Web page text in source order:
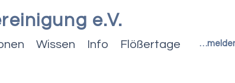
e.V.
Wissen Info Flößertage